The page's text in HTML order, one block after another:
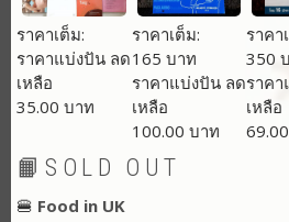
ราคาเต็ม:
ราคาแบ่งปัน ลด
เหลือ
35.00 บาท
ราคาเต็ม:
165 บาท
ราคาแบ่งปัน ลด
เหลือ
100.00 บาท
ราคา
350
ราค
เหลือ
📙SOLD OUT
🍔 Food in UK